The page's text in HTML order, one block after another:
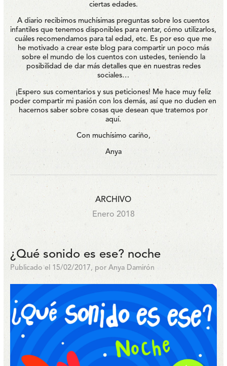
ciertas edades.
A diario recibimos muchísimas preguntas sobre los cuentos
infantiles que tenemos disponibles para rentar, cómo utilizarlos,
cuáles recomendamos para tal edad, etc. Es por eso que me
he motivado a crear este blog para compartir un poco más
sobre el mundo de los cuentos con ustedes, teniendo la
posibilidad de dar más detalles que en nuestras redes
sociales…
¡Espero sus comentarios y sus peticiones! Me hace muy feliz
poder compartir mi pasión con los demás, así que no duden en
hacernos saber sobre cosas que desean que tratemos por
aquí.
Con muchísimo cariño,
Anya
ARCHIVO
Enero 2018
¿Qué sonido es ese? noche
Publicado el 15/02/2017, por Anya Damirón